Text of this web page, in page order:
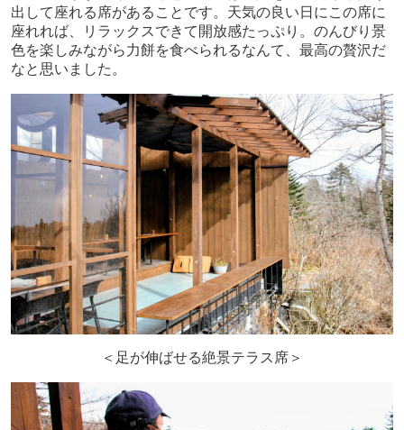
出して座れる席があることです。天気の良い日にこの席に
座れれば、リラックスできて開放感たっぷり。のんびり景
色を楽しみながら力餅を食べられるなんて、最高の贅沢だ
なと思いました。
＜足が伸ばせる絶景テラス席＞